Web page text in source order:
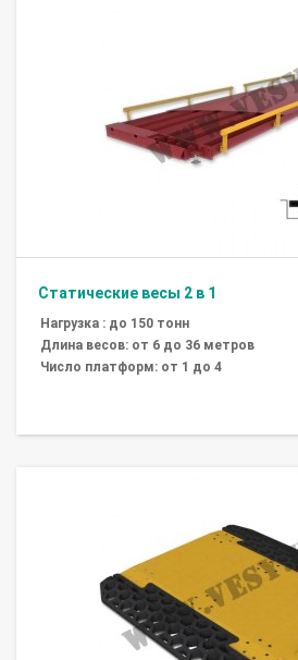
Статические весы 2 в 1
Нагрузка : до 150 тонн
Длина весов: от 6 до 36 метров
Число платформ: от 1 до 4